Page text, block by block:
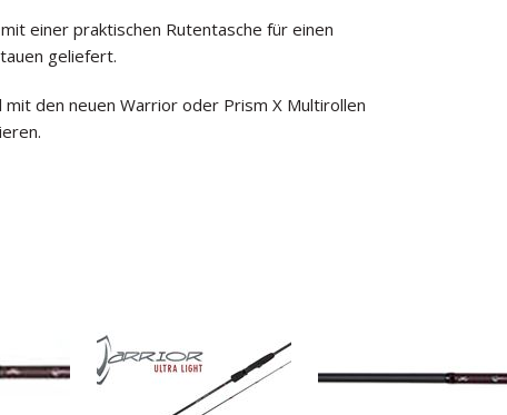
einer praktischen Rutentasche für einen
geliefert.
den neuen Warrior oder Prism X Multirollen